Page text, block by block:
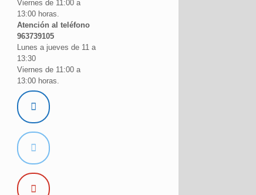
Viernes de 11:00 a
13:00 horas.
Atención al teléfono
963739105
Lunes a jueves de 11 a
13:30
Viernes de 11:00 a
13:00 horas.